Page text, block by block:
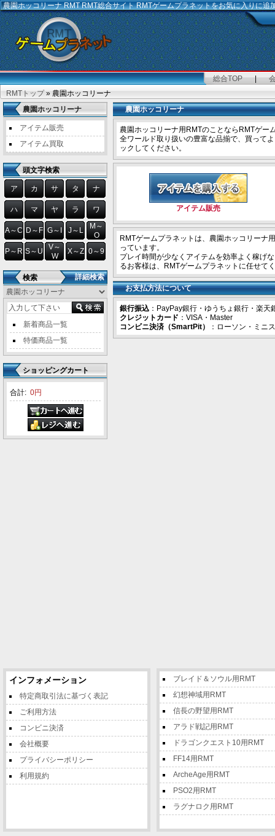
農園ホッコリーナ RMTRMT総合サイト RMTゲームプラネットをお気に入りに追
総合TOP |
RMTトップ » 農園ホッコリーナ
農園ホッコリーナ
アイテム販売
アイテム買取
頭文字検索
ア カ サ タ ナ
ハ マ ヤ ラ ワ
A～C D～F G～I J～L
M～
O
P～R S～U
V～
W
X～Z 0～9
検索 詳細検索
新着商品一覧
特価商品一覧
ショッピングカート
合計: 0円
農園ホッコリーナ
農園ホッコリーナ用RMTのことならRMTゲー
全ワールド取り扱いの豊富な品揃で、買って
ックしてください。
アイテム販売
RMTゲームプラネットは、農園ホッコリーナ
っています。
プレイ時間が少なくアイテムを効率よく稼げ
るお客様は、RMTゲームプラネットに任せて
お支払方法について
銀行振込 ：PayPay銀行・ゆうちょ銀行・楽
クレジットカード ：VISA・Master
コンビニ決済（SmartPit）
：ローソン・ミニ
インフォメーション
特定商取引法に基づく表記
ご利用方法
コンビニ決済
会社概要
プライバシーポリシー
利用規約
ブレイド＆ソウル用RMT
幻想神域用RMT
信長の野望用RMT
アラド戦記用RMT
ドラゴンクエスト10用RMT
FF14用RMT
ArcheAge用RMT
PSO2用RMT
ラグナロク用RMT